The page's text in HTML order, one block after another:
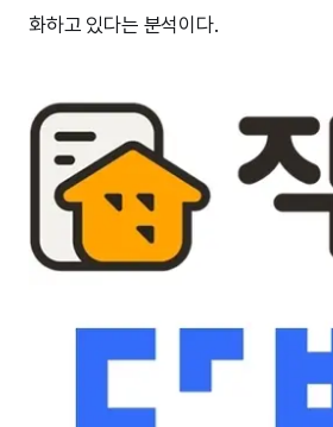
화하고 있다는 분석이다.